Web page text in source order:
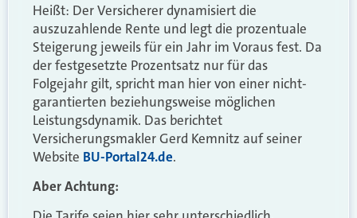
Heißt: Der Versicherer dynamisiert die
auszuzahlende Rente und legt die prozentuale
Steigerung jeweils für ein Jahr im Voraus fest. Da
der festgesetzte Prozentsatz nur für das
Folgejahr gilt, spricht man hier von einer nicht-
garantierten beziehungsweise möglichen
Leistungsdynamik. Das berichtet
Versicherungsmakler Gerd Kemnitz auf seiner
Website BU-Portal24.de.
Aber Achtung: